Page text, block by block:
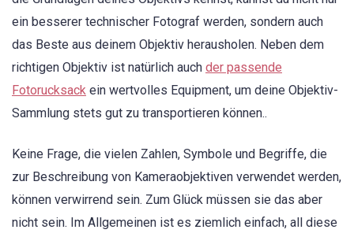
ein besserer technischer Fotograf werden, sondern auch
das Beste aus deinem Objektiv herausholen. Neben dem
richtigen Objektiv ist natürlich auch der passende
Fotorucksack ein wertvolles Equipment, um deine Objektiv-
Sammlung stets gut zu transportieren können..
Keine Frage, die vielen Zahlen, Symbole und Begriffe, die
zur Beschreibung von Kameraobjektiven verwendet werden,
können verwirrend sein. Zum Glück müssen sie das aber
nicht sein. Im Allgemeinen ist es ziemlich einfach, all diese